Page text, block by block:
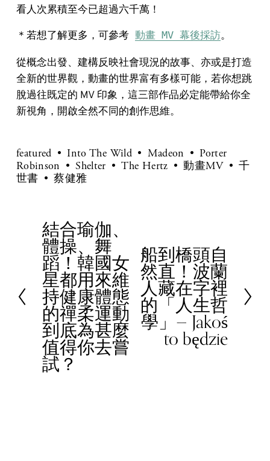
看人次累積至今已超過六千萬！
＊若想了解更多，可參考 動畫 MV 幕後採訪。
從概念出發、建構反映社會現況的故事、亦或是打造
全新的世界觀，動畫的世界富有多樣可能，若你想跳
脫過往既定的 MV 印象，這三部作品必定能帶給你全
新視角，開啟全然不同的創作思維。
featured Into The Wild Madeon
Porter
Robinson
Shelter The Hertz 動畫MV
千
世書
蔡健雅
P
r
e
v
i
o
u
s
結合瑜伽、
體操、舞
蹈！韓國女
星都用來維
持健康體態
的禪柔運動
到底為甚麼
值得你去嘗
試？
N船到橋頭自
然直！波蘭
人藏在字裡
的「人生哲
學」— Jakoś
to będzie